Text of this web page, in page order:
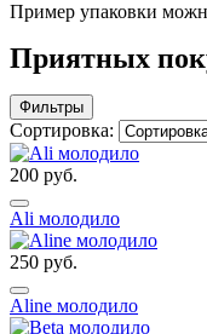
Пример упаковки
Приятных
Фильтры
Сортировка:
200 руб.
Ali молодило
250 руб.
Aline молодило